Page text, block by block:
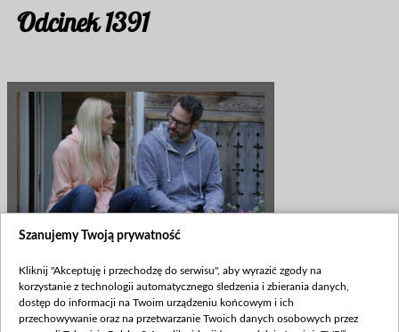
Odcinek 1391
Policja ustala w końcu tożsamość Izy,
choć dziewczyna wciąż jest
nieprzytomna. Marcin nadal jest w
Szanujemy Twoją prywatność
Kliknij "Akceptuję i przechodzę do serwisu", aby wyrazić zgody na
korzystanie z technologii automatycznego śledzenia i zbierania danych,
dostęp do informacji na Twoim urządzeniu końcowym i ich
przechowywanie oraz na przetwarzanie Twoich danych osobowych przez